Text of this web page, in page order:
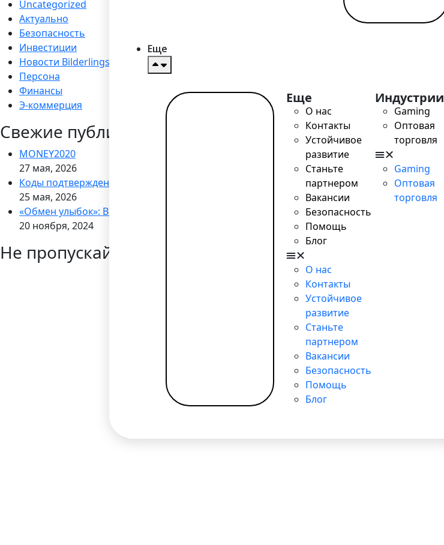
Еще
Еще
О нас
Контакты
Устойчивое
развитие
Станьте
партнером
Вакансии
Безопасность
Помощь
Блог
О нас
Контакты
Устойчивое
развитие
Станьте
партнером
Вакансии
Безопасность
Помощь
Блог
Индустрии
Gaming
Оптовая
торговля
Gaming
Оптовая
торговля
Uncategorized
Актуально
Безопасность
Инвестиции
Новости Bilderlings
Персона
Финансы
Э-коммерция
Свежие публикации
MONEY2020
27 мая, 2026
Коды подтверждения через WhatsApp
25 мая, 2026
«Обмен улыбок»: Bilderlings запускает кампанию по поддержке детей в больницах
20 ноября, 2024
Не пропускайте новости